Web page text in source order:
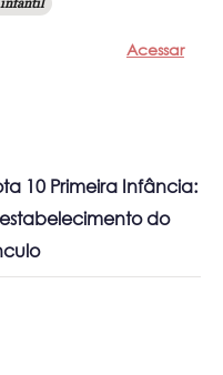
Acessar
10 Primeira Infância:
do